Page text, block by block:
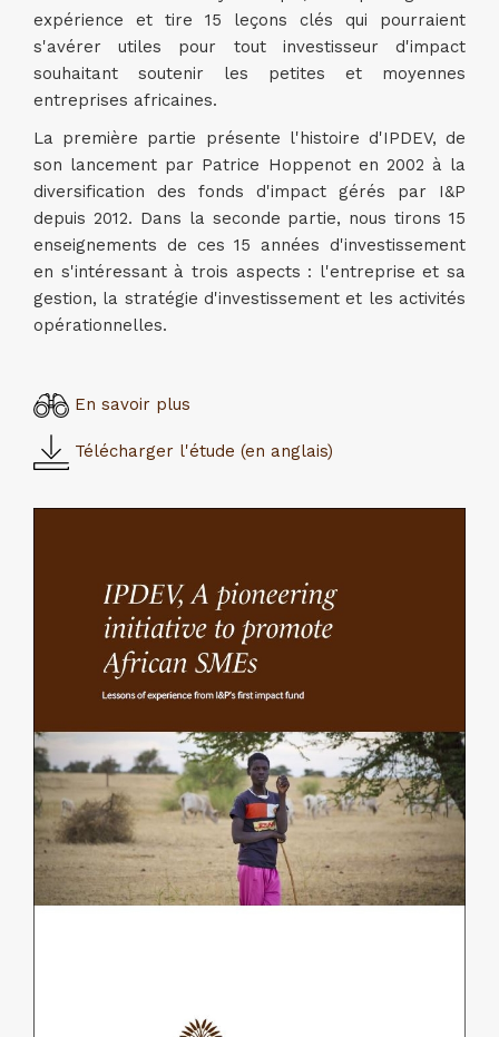
expérience et tire 15 leçons clés qui pourraient
s'avérer utiles pour tout investisseur d'impact
souhaitant soutenir les petites et moyennes
entreprises africaines.
La première partie présente l'histoire d'IPDEV, de
son lancement par Patrice Hoppenot en 2002 à la
diversification des fonds d'impact gérés par I&P
depuis 2012. Dans la seconde partie, nous tirons 15
enseignements de ces 15 années d'investissement
en s'intéressant à trois aspects : l'entreprise et sa
gestion, la stratégie d'investissement et les activités
opérationnelles.
En savoir plus
Télécharger l'étude (en anglais)